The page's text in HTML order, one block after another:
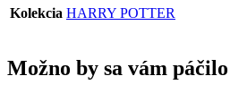
Kolekcia HARRY POTTER
Možno by sa vám páčilo